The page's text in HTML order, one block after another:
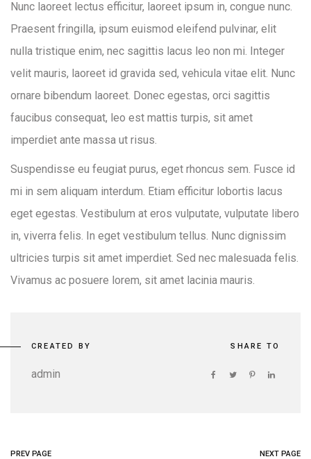
Nunc laoreet lectus efficitur, laoreet ipsum in, congue nunc.
Praesent fringilla, ipsum euismod eleifend pulvinar, elit
nulla tristique enim, nec sagittis lacus leo non mi. Integer
velit mauris, laoreet id gravida sed, vehicula vitae elit. Nunc
ornare bibendum laoreet. Donec egestas, orci sagittis
faucibus consequat, leo est mattis turpis, sit amet
imperdiet ante massa ut risus.
Suspendisse eu feugiat purus, eget rhoncus sem. Fusce id
mi in sem aliquam interdum. Etiam efficitur lobortis lacus
eget egestas. Vestibulum at eros vulputate, vulputate libero
in, viverra felis. In eget vestibulum tellus. Nunc dignissim
ultricies turpis sit amet imperdiet. Sed nec malesuada felis.
Vivamus ac posuere lorem, sit amet lacinia mauris.
CREATED BY
admin
SHARE TO
PREV PAGE NEXT PAGE